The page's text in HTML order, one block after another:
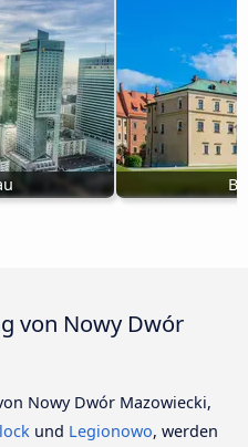
von Nowy Dwór
Nowy Dwór Mazowiecki,
und Legionowo, werden